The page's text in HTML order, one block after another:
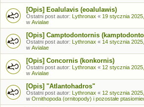
[Opis] Eoalulavis (eoalulawis)
Ostatni post autor: Lythronax « 19 stycznia
w Avialae
[Opis] Camptodontornis
Ostatni post autor: Lythronax « 14 stycznia
w Avialae
[Opis] Concornis (konkornis)
Ostatni post autor: Lythronax « 12 stycznia
w Avialae
[Opis] "Atlantohadros"
Ostatni post autor: Lythronax « 12 stycznia
w Ornithopoda (ornitopody) i pozostałe